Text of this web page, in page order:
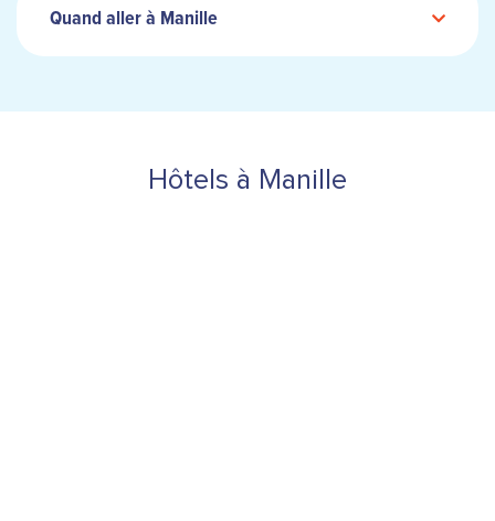
Quand aller à Manille
Hôtels à Manille